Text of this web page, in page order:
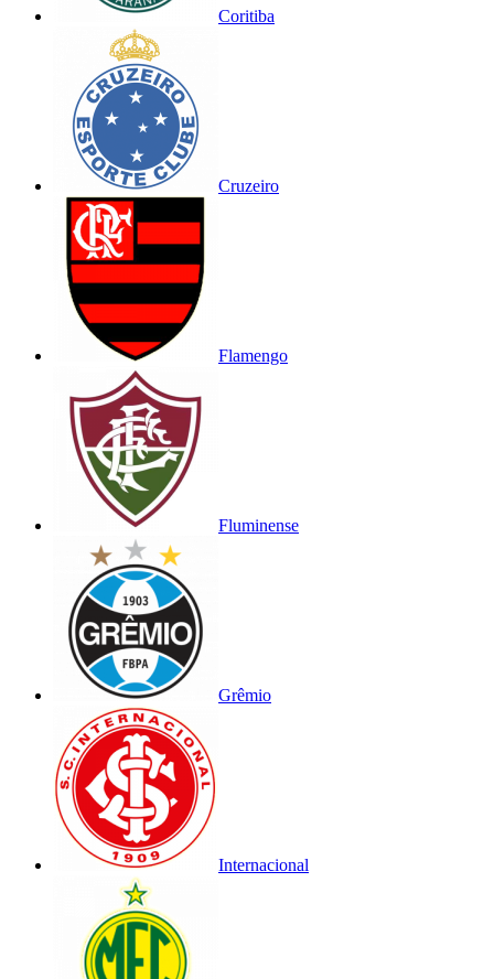
Coritiba
Cruzeiro
Flamengo
Fluminense
Grêmio
Internacional